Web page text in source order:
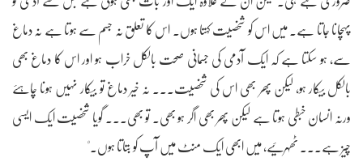
پہچانا جاتا ہے۔ میں اس کو شخصیت کہتا ہوں۔ اس کا تعلق نہ جسم سے ہوتا ہے نہ دماغ
سے، ہو سکتا ہے کہ ایک آدمی کی جسمانی صحت بالکل خراب ہو اور اس کا دماغ بھی
بالکل بیکار ہو، لیکن پھر بھی اس کی شخصیت۔۔۔ نہ خیر دماغ تو بیکار نہیں ہونا چاہئے
ورنہ انسان خبطی ہوتا ہے لیکن پھر بھی اگر ہو بھی۔ تو بھی۔۔۔ گویا شخصیت ایک ایسی
چیز ہے۔۔۔ ٹھہرئیے، میں ابھی ایک منٹ میں آپ کو بتاتا ہوں۔"